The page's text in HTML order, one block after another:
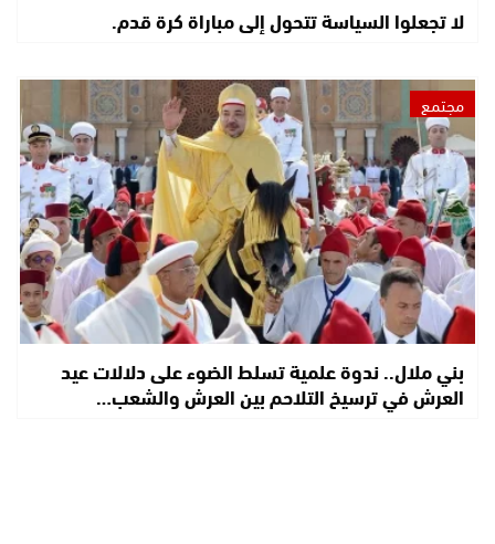
لا تجعلوا السياسة تتحول إلى مباراة كرة قدم.
مجتمع
بني ملال.. ندوة علمية تسلط الضوء على دلالات عيد
العرش في ترسيخ التلاحم بين العرش والشعب…